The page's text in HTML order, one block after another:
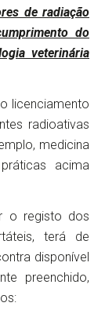
de radiação
do
veterinária
licenciamento
radioativas
medicina
acima
o registo dos
terá de
disponível
preenchido,